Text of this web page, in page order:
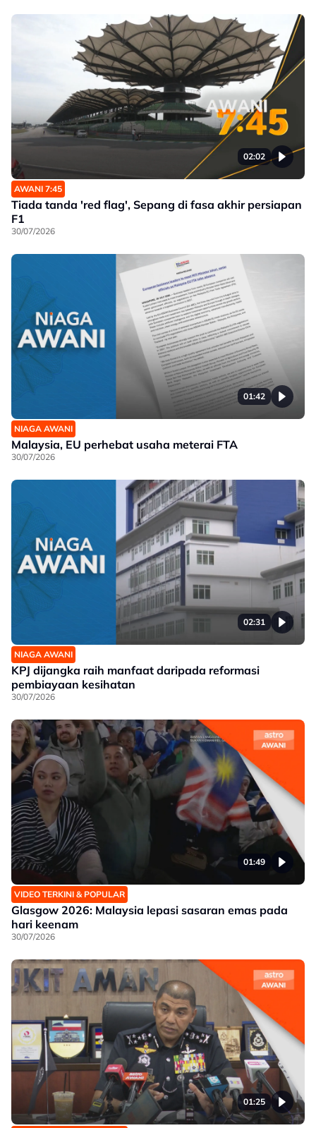
02:02
AWANI 7:45
Tiada tanda 'red flag', Sepang di fasa akhir persiapan
F1
30/07/2026
01:42
NIAGA AWANI
Malaysia, EU perhebat usaha meterai FTA
30/07/2026
02:31
NIAGA AWANI
KPJ dijangka raih manfaat daripada reformasi
pembiayaan kesihatan
30/07/2026
01:49
VIDEO TERKINI & POPULAR
Glasgow 2026: Malaysia lepasi sasaran emas pada
hari keenam
30/07/2026
01:25